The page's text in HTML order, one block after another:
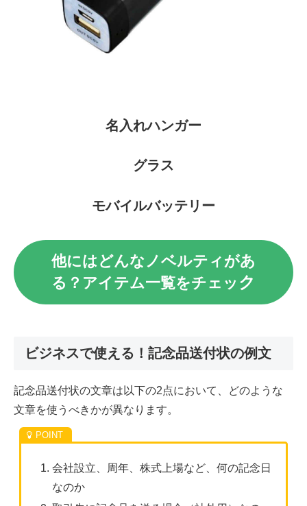
名入れハンガー
グラス
モバイルバッテリー
他にはどんなノベルティがあ
る？アイテム一覧をチェッ ク
ビジネスで使える！記念品送付状の例文
記念品送付状の文章は以下の2点において、どのような
文章を使うべきかが異なります。
会社設立、周年、株式上場など、何の記念日
なのか